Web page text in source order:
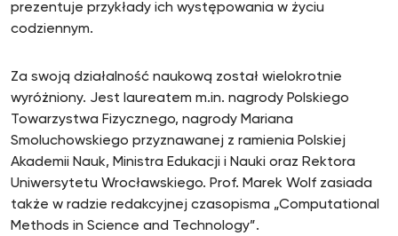
prezentuje przykłady ich występowania w życiu
codziennym.
Za swoją działalność naukową został wielokrotnie
wyróżniony. Jest laureatem m.in. nagrody Polskiego
Towarzystwa Fizycznego, nagrody Mariana
Smoluchowskiego przyznawanej z ramienia Polskiej
Akademii Nauk, Ministra Edukacji i Nauki oraz Rektora
Uniwersytetu Wrocławskiego. Prof. Marek Wolf zasiada
także w radzie redakcyjnej czasopisma „Computational
Methods in Science and Technology”.